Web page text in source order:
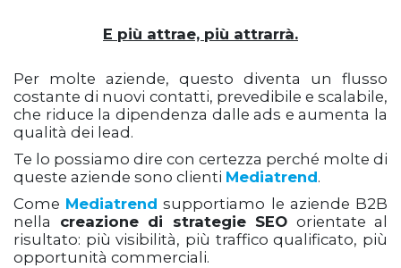
E più attrae, più attrarrà.
Per molte aziende, questo diventa un flusso
costante di nuovi contatti, prevedibile e scalabile,
che riduce la dipendenza dalle ads e aumenta la
qualità dei lead.
Te lo possiamo dire con certezza perché molte di
queste aziende sono clienti Mediatrend.
Come Mediatrend supportiamo le aziende B2B
nella creazione di strategie SEO orientate al
risultato: più visibilità, più traffico qualificato, più
opportunità commerciali.